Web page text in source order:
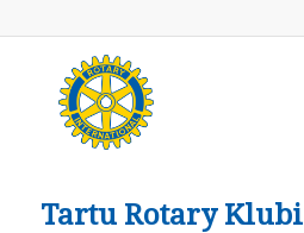
Tartu Rotary Klubi